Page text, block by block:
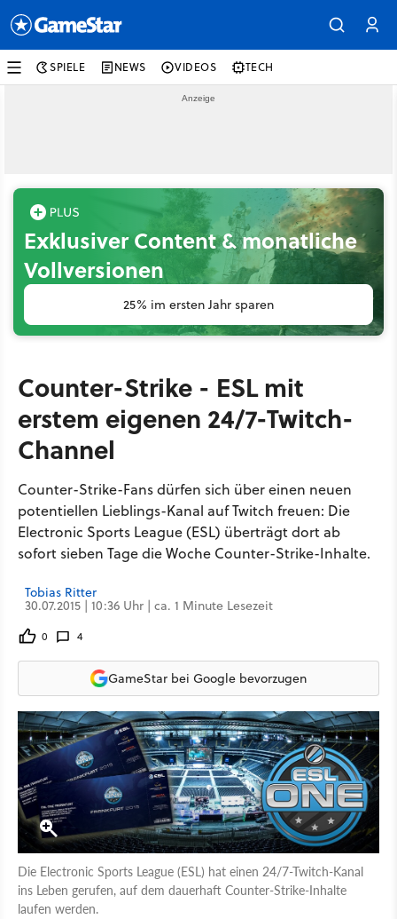
SPIELE NEWS VIDEOS TECH
Exklusiver Content & monatliche
Vollversionen
25% im ersten Jahr sparen
Counter-Strike - ESL mit
erstem eigenen 24/7-Twitch-
Channel
Counter-Strike-Fans dürfen sich über einen neuen
potentiellen Lieblings-Kanal auf Twitch freuen: Die
Electronic Sports League (ESL) überträgt dort ab
sofort sieben Tage die Woche Counter-Strike-Inhalte.
Tobias Ritter
30.07.2015 | 10:36 Uhr | ca. 1 Minute Lesezeit
0 4
GameStar bei Google bevorzugen
Die Electronic Sports League (ESL) hat einen 24/7-Twitch-Kanal
ins Leben gerufen, auf dem dauerhaft Counter-Strike-Inhalte
laufen werden.